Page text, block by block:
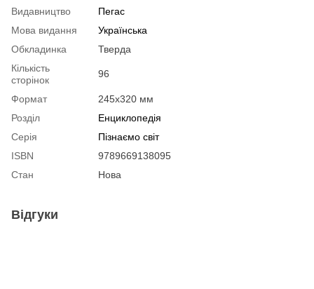
Видавництво
Пегас
Мова видання
Українська
Обкладинка
Тверда
Кількість
сторінок
96
Формат
245х320 мм
Розділ
Енциклопедія
Серія
Пізнаємо світ
ISBN
9789669138095
Стан
Нова
Відгуки